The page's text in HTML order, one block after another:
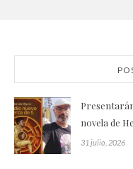
novela de
31 julio, 2026